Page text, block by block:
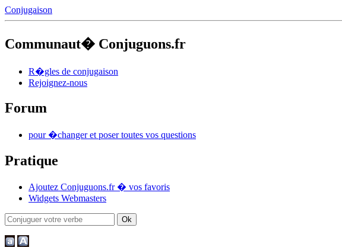
Conjugaison
Communaut� Conjuguons.fr
R�gles de conjugaison
Rejoignez-nous
Forum
pour �changer et poser toutes vos questions
Pratique
Ajoutez Conjuguons.fr � vos favoris
Widgets Webmasters